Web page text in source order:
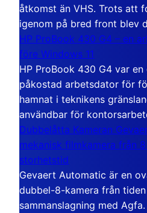
åtkomst än VHS. Trots att
igenom på bred front blev
HP ProBook 430 G4 – en
före Windows 11
HP ProBook 430 G4 var
påkostad arbetsdator för
hamnat i teknikens
användbar för
Dubbelåtta Kameran
mekanisk filmkamera från
storhetstid
Gevaert Automatic är en
dubbel-8-kamera från
sammanslagning med